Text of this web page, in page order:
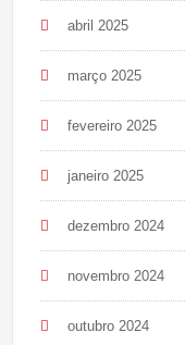
abril 2025
março 2025
fevereiro 2025
janeiro 2025
dezembro 2024
novembro 2024
outubro 2024